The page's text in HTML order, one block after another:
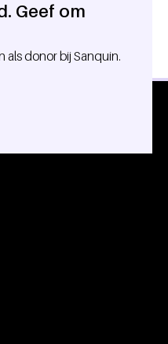
Geef om
als donor bij Sanquin.